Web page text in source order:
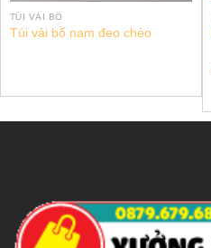
TÚI VẢI BỐ
Túi vải bố nam đeo chéo